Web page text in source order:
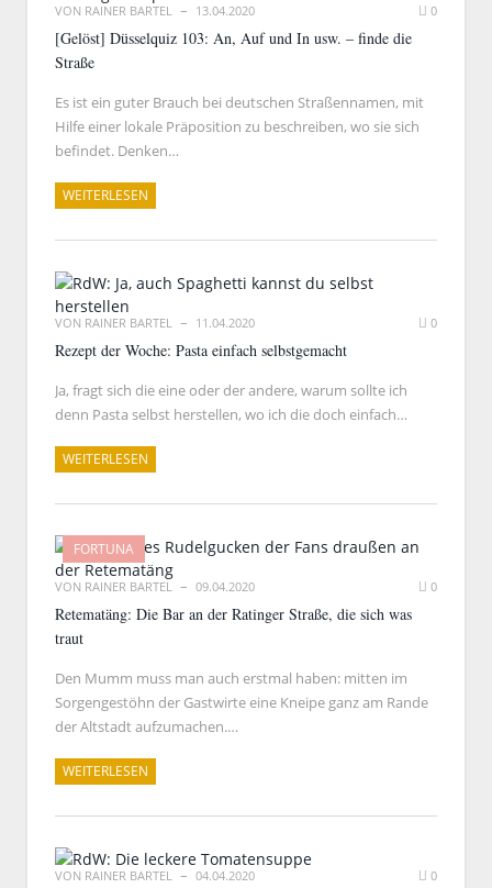
VON RAINER BARTEL 13.04.2020 0
[Gelöst] Düsselquiz 103: An, Auf und In usw. – finde die
Straße
Es ist ein guter Brauch bei deutschen Straßennamen, mit
Hilfe einer lokale Präposition zu beschreiben, wo sie sich
befindet. Denken…
WEITERLESEN
VON RAINER BARTEL 11.04.2020 0
Rezept der Woche: Pasta einfach selbstgemacht
Ja, fragt sich die eine oder der andere, warum sollte ich
denn Pasta selbst herstellen, wo ich die doch einfach…
WEITERLESEN
FORTUNA
VON RAINER BARTEL 09.04.2020 0
Retematäng: Die Bar an der Ratinger Straße, die sich was
traut
Den Mumm muss man auch erstmal haben: mitten im
Sorgengestöhn der Gastwirte eine Kneipe ganz am Rande
der Altstadt aufzumachen.…
WEITERLESEN
VON RAINER BARTEL 04.04.2020 0